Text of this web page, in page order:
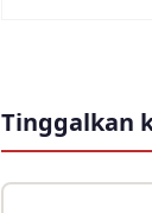
Tinggalkan
Komentar
Nama
Surel
Situs